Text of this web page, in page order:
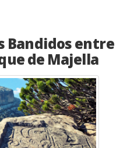
Bandidos entre
de Majella